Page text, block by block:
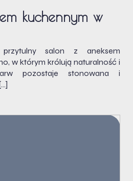
kuchennym w
przytulny salon z aneksem
w którym królują naturalność i
pozostaje stonowana i